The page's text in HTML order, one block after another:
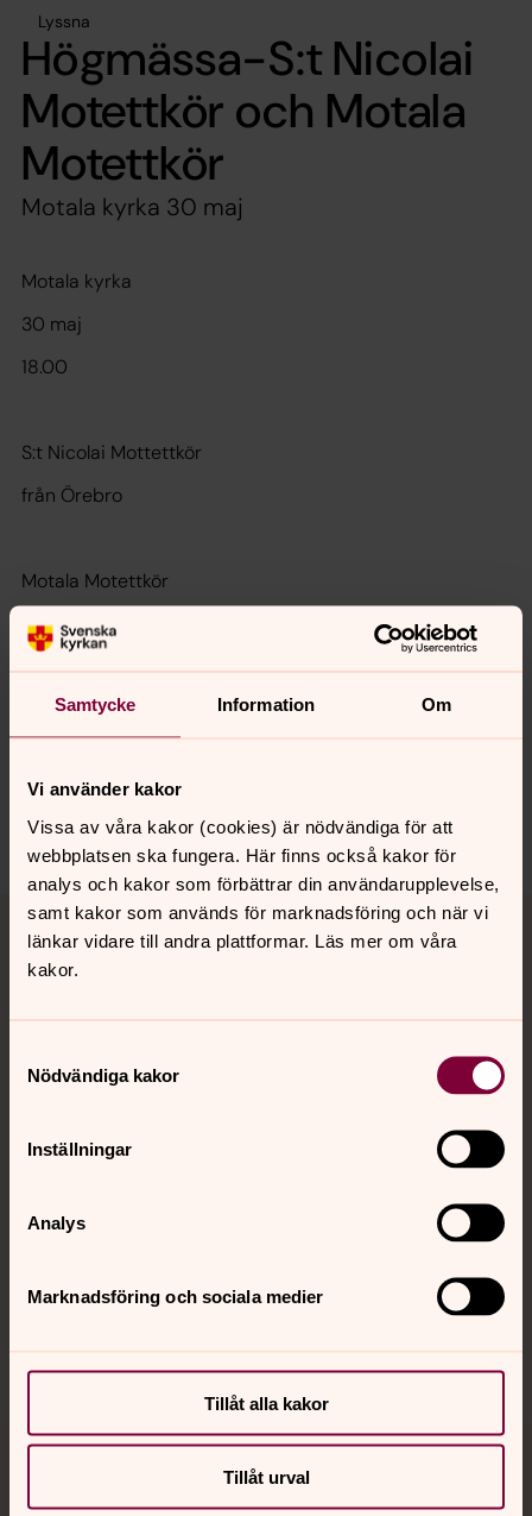
Samtycke Information Om
Vi använder kakor
Vissa av våra kakor (cookies) är nödvändiga för att
webbplatsen ska fungera. Här finns också kakor för
analys och kakor som förbättrar din användarupplevelse,
samt kakor som används för marknadsföring och när vi
länkar vidare till andra plattformar. Läs mer om våra
kakor.
Nödvändiga kakor
Inställningar
Analys
Marknadsföring och sociala medier
Tillåt alla kakor
Tillåt urval
Lyssna
Högmässa-S:t Nicolai
Motettkör och Motala
Motettkör
Motala kyrka 30 maj
Motala kyrka
30 maj
18.00
S:t Nicolai Mottettkör
från Örebro
Motala Motettkör
Senast ändrad 17 april 2026
Synpunkter eller frågor på sidans
innehåll?
motala.forsamling@svenskakyrkan.se
Dela
Tillbaka till toppen
Tillbaka till innehållet
Kontakt
Sociala kanaler
Jourhavande präst